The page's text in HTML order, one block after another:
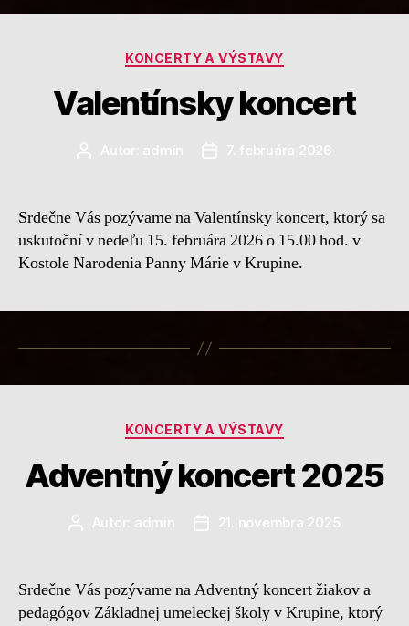
Kategórie
KONCERTY A VÝSTAVY
Valentínsky koncert
AutorAutor: admin
Dátum
7. februára 2026
Srdečne Vás pozývame na Valentínsky koncert, ktorý sa
uskutoční v nedeľu 15. februára 2026 o 15.00 hod. v
Kostole Narodenia Panny Márie v Krupine.
Kategórie
KONCERTY A VÝSTAVY
Adventný koncert 2025
AutorAutor: admin
Dátum21. novembra 2025
Srdečne Vás pozývame na Adventný koncert žiakov a
pedagógov Základnej umeleckej školy v Krupine, ktorý